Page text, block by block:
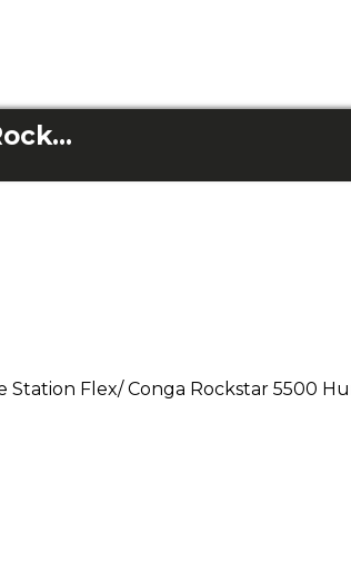
Zyklonfilter (Staubsauger) Conga Rockstar 5500 Hurricane Station Flex/ Conga Rockstar 5500 Hurricane Station Pet Flex
Flex/ Conga Rockstar 5500